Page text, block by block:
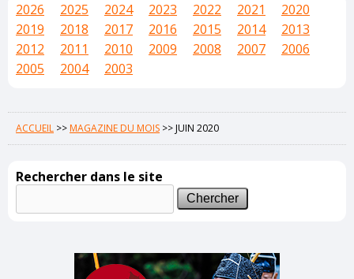
2026 2025 2024 2023 2022 2021
2020
2019
2018 2017 2016 2015 2014
2013
2012
2011 2010 2009 2008 2007
2006
2005
2004 2003
ACCUEIL >>MAGAZINE DU MOIS >>JUIN 2020
Rechercher dans le site